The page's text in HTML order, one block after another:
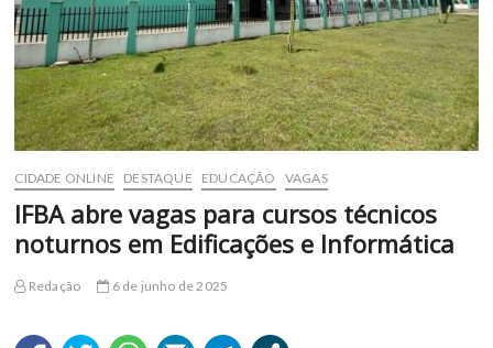
CIDADE ONLINE DESTAQUE EDUCAÇÃO VAGAS
IFBA abre vagas para cursos técnicos
noturnos em Edificações e Informática
Redação 6 de junho de 2025